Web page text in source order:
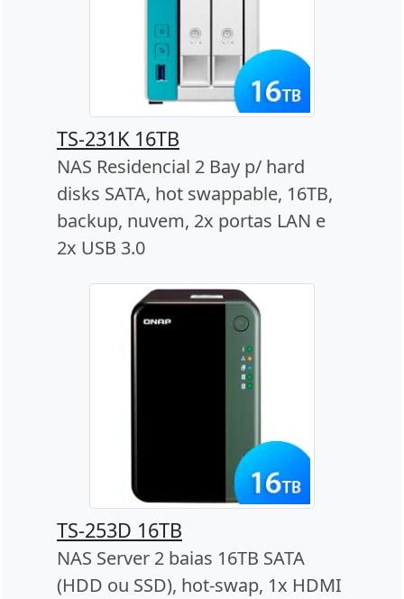
TS-231K 16TB
NAS Residencial 2 Bay p/ hard
disks SATA, hot swappable, 16TB,
backup, nuvem, 2x portas LAN e
2x USB 3.0
TS-253D 16TB
NAS Server 2 baias 16TB SATA
(HDD ou SSD), hot-swap, 1x HDMI